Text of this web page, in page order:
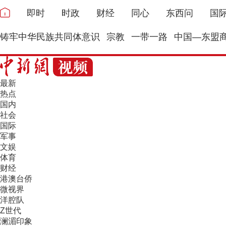
即时 时政 财经 同心 东西问 国
铸牢中华民族共同体意识 宗教 一带一路 中国—东盟
最新
热点
国内
社会
国际
军事
文娱
体育
财经
港澳台侨
微视界
洋腔队
Z世代
澜湄印象